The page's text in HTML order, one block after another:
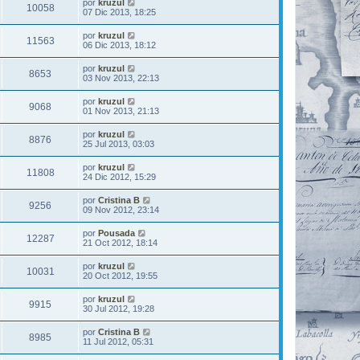
10058 por kruzul
07 Dic 2013, 18:25
11563 por kruzul
06 Dic 2013, 18:12
8653 por kruzul
03 Nov 2013, 22:13
9068 por kruzul
01 Nov 2013, 21:13
8876 por kruzul
25 Jul 2013, 03:03
11808 por kruzul
24 Dic 2012, 15:29
9256 por Cristina B
09 Nov 2012, 23:14
12287 por Pousada
21 Oct 2012, 18:14
10031 por kruzul
20 Oct 2012, 19:55
9915 por kruzul
30 Jul 2012, 19:28
8985 por Cristina B
11 Jul 2012, 05:31